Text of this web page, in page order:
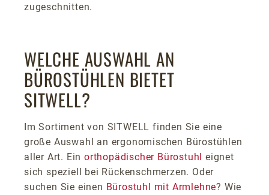
zugeschnitten.
WELCHE AUSWAHL AN
BÜROSTÜHLEN BIETET
SITWELL?
Im Sortiment von SITWELL finden Sie eine
große Auswahl an ergonomischen Bürostühlen
aller Art. Einorthopädischer Bürostuhl eignet
sich speziell bei Rückenschmerzen. Oder
suchen Sie einen Bürostuhl mit Armlehne? Wie